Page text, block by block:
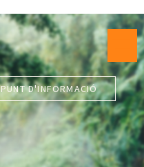
PUNT D'INFORMACIÓ